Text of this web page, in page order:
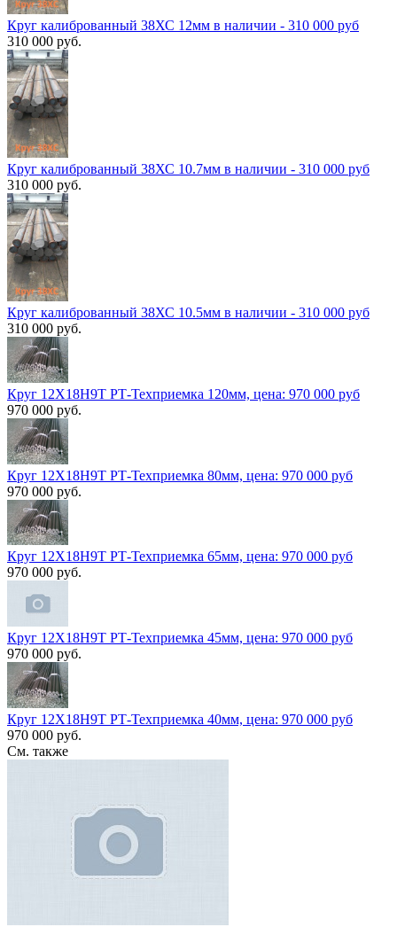
Круг калиброванный 38ХС 12мм в наличии - 310 000 руб
310 000 руб.
Круг калиброванный 38ХС 10.7мм в наличии - 310 000 руб
310 000 руб.
Круг калиброванный 38ХС 10.5мм в наличии - 310 000 руб
310 000 руб.
Круг 12Х18Н9Т РТ-Техприемка 120мм, цена: 970 000 руб
970 000 руб.
Круг 12Х18Н9Т РТ-Техприемка 80мм, цена: 970 000 руб
970 000 руб.
Круг 12Х18Н9Т РТ-Техприемка 65мм, цена: 970 000 руб
970 000 руб.
Круг 12Х18Н9Т РТ-Техприемка 45мм, цена: 970 000 руб
970 000 руб.
Круг 12Х18Н9Т РТ-Техприемка 40мм, цена: 970 000 руб
970 000 руб.
См. также